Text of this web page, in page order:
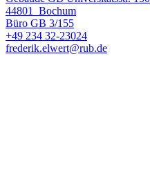
44801
Bochum
Büro GB 3/155
+49 234 32-23024
frederik.elwert@rub.de